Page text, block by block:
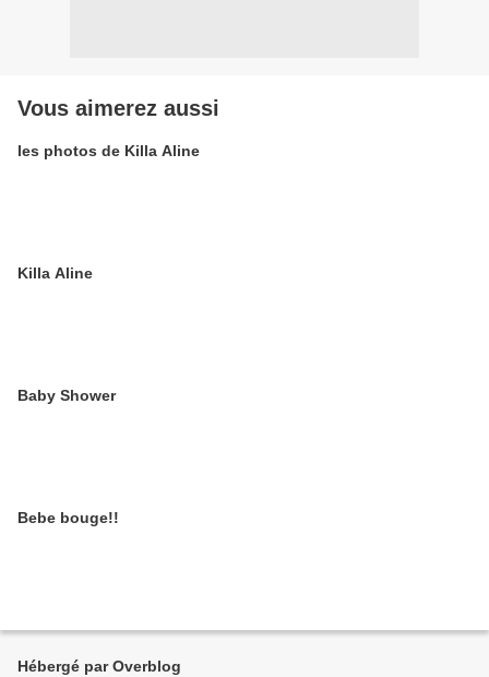
Vous aimerez aussi
les photos de Killa Aline
Killa Aline
Baby Shower
Bebe bouge!!
Hébergé par Overblog